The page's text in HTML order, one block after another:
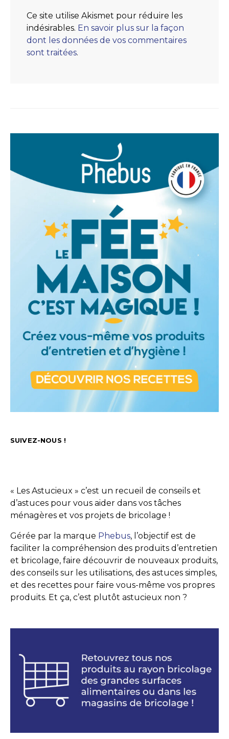
Ce site utilise Akismet pour réduire les
indésirables. En savoir plus sur la façon
dont les données de vos commentaires
sont traitées.
SUIVEZ-NOUS !
« Les Astucieux » c’est un recueil de conseils et
d’astuces pour vous aider dans vos tâches
ménagères et vos projets de bricolage !
Gérée par la marque Phebus, l’objectif est de
faciliter la compréhension des produits d’entretien
et bricolage, faire découvrir de nouveaux produits,
des conseils sur les utilisations, des astuces simples,
et des recettes pour faire vous-même vos propres
produits. Et ça, c’est plutôt astucieux non ?